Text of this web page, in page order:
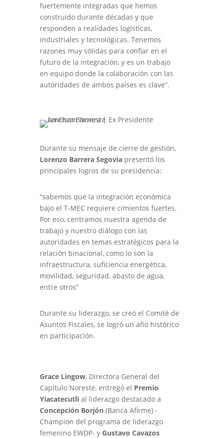
fuertemente integradas que hemos
construido durante décadas y que
responden a realidades logísticas,
industriales y tecnológicas. Tenemos
razones muy sólidas para confiar en el
futuro de la integración, y es un trabajo
en equipo donde la colaboración con las
autoridades de ambos países es clave”.
Durante su mensaje de cierre de gestión,
Lorenzo Barrera Segoviapresentó los
principales logros de su presidencia:
“sabemos que la integración económica
bajo el T-MEC requiere cimientos fuertes.
Por eso, centramos nuestra agenda de
trabajo y nuestro diálogo con las
autoridades en temas estratégicos para la
relación binacional, como lo son la
infraestructura, suficiencia energética,
movilidad, seguridad, abasto de agua,
entre otros”
Durante su liderazgo, se creó el Comité de
Asuntos Fiscales, se logró un año histórico
en participación.
Grace Lingow, Directora General del
Capítulo Noreste, entregó el Premio
Yiacatecutlial liderazgo destacado a
Concepción Borjón(Banca Afirme) -
Champion del programa de liderazgo
femenino EWDP- y Gustavo Cavazos